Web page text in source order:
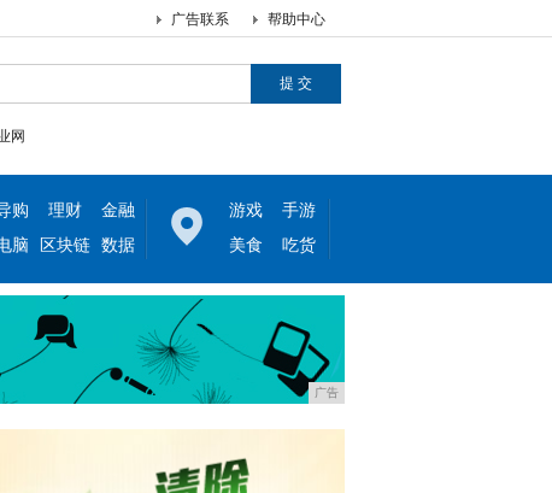
帮助中心
广告联系
网
购 理财
金融
脑 区块链 数据
游戏
手游
美食
吃货
广告